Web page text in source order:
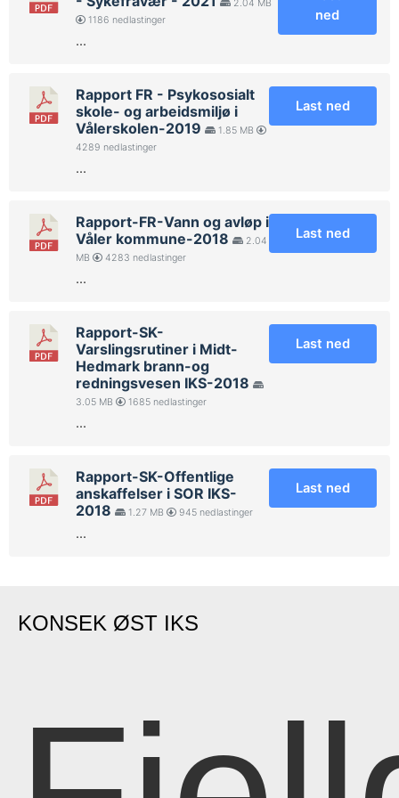
2.04 MB
1186 nedlastinger
...
ned
Rapport FR - Psykososialt
skole- og arbeidsmiljø i
Vålerskolen-2019
1.85 MB
4289 nedlastinger
...
Last ned
Rapport-FR-Vann og avløp i
Våler kommune-2018
2.04
MB
4283 nedlastinger
...
Last ned
Rapport-SK-
Varslingsrutiner i Midt-
Hedmark brann-og
redningsvesen IKS-2018
3.05 MB 1685 nedlastinger
...
Last ned
Rapport-SK-Offentlige
anskaffelser i SOR IKS-
2018
1.27 MB 945 nedlastinger
...
Last ned
KONSEK ØST IKS